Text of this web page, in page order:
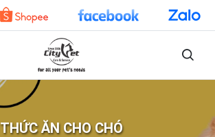
THỨC ĂN CHO CHÓ